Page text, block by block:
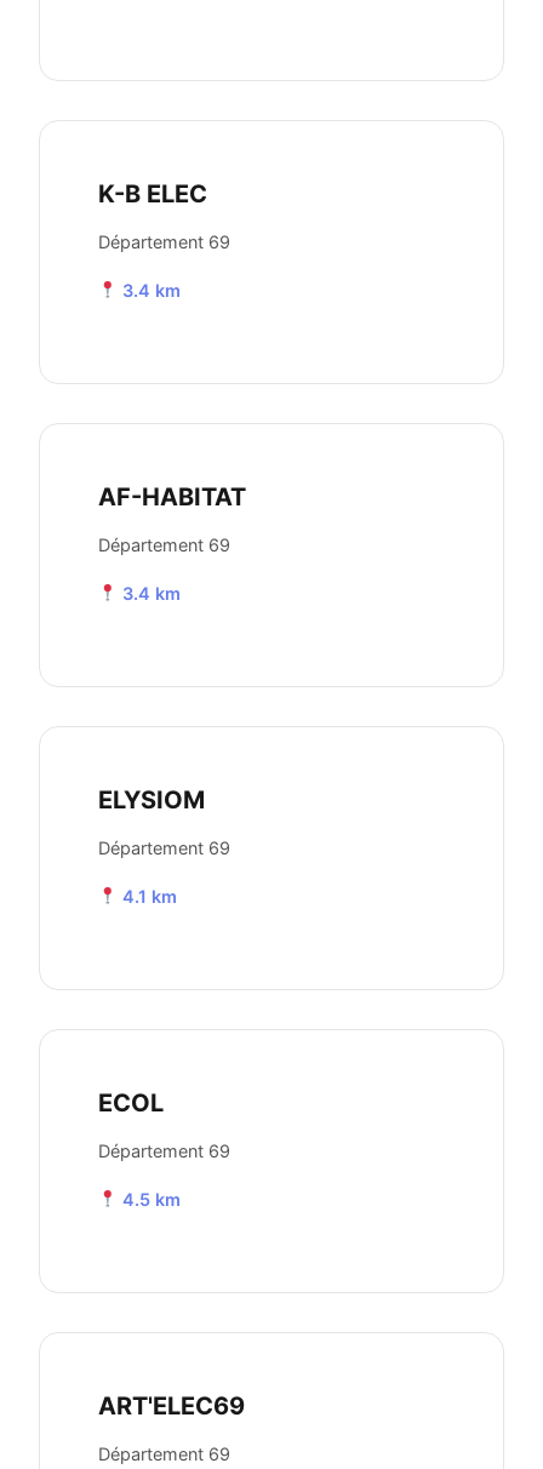
K-B ELEC
Département 69
3.4 km
AF-HABITAT
Département 69
3.4 km
ELYSIOM
Département 69
4.1 km
ECOL
Département 69
4.5 km
ART'ELEC69
Département 69